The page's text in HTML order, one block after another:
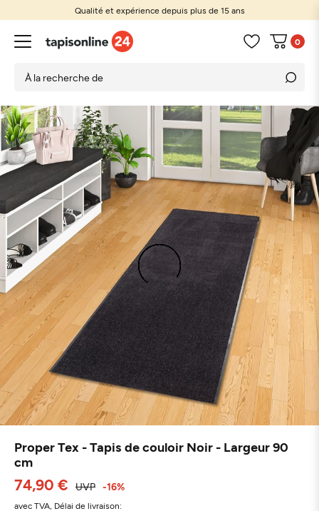
Qualité et expérience depuis plus de 15 ans
0
Proper Tex - Tapis de couloir Noir - Largeur 90
cm
74,90 € UVP -16%
avec TVA, Délai de livraison: